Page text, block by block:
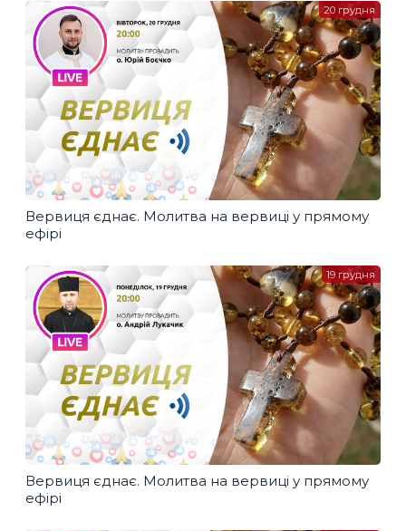
Вервиця єднає. Молитва на вервиці у прямому
ефірі
20 грудня
Вервиця єднає. Молитва на вервиці у прямому
ефірі
19 грудня